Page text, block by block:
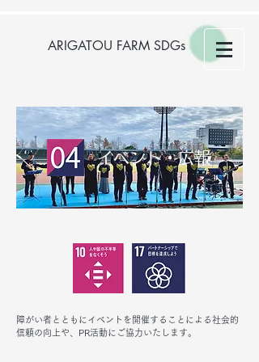
ARIGATOU FARM SDGs
イベント・広報
障がい者とともにイベントを開催することによる社会的
信頼の向上や、PR活動にご協力いたします。